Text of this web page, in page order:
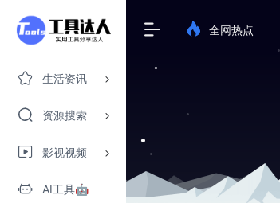
生活资讯
资源搜索
影视视频
AI工具🤖
全网热点